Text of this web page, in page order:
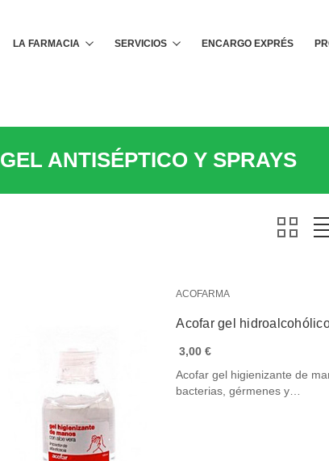
LA FARMACIA SERVICIOS ENCARGO EXPRÉS
GEL ANTISÉPTICO Y SPRAYS
ACOFARMA
Acofar gel
3,00 €
Acofar gel higienizante de
bacterias, gérmenes y…